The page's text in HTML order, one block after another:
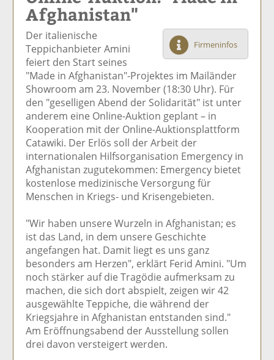
uf
F
ac
e
b
o
o
k
te
il
e
n
wi
tt
er
n
uf
Li
n
k
e
di
n
te
e
n
er
E
m
ai
l
v
se
d
e
ck
e
n
Afghanistan"
Firmeninfos
Der italienische
Teppichanbieter Amini
feiert den Start seines
"Made in Afghanistan"-Projektes im Mailänder
Showroom am 23. November (18:30 Uhr). Für
den "geselligen Abend der Solidarität" ist unter
anderem eine Online-Auktion geplant – in
Kooperation mit der Online-Auktionsplattform
Catawiki. Der Erlös soll der Arbeit der
internationalen Hilfsorganisation Emergency in
Afghanistan zugutekommen: Emergency bietet
kostenlose medizinische Versorgung für
Menschen in Kriegs- und Krisengebieten.
"Wir haben unsere Wurzeln in Afghanistan; es
ist das Land, in dem unsere Geschichte
angefangen hat. Damit liegt es uns ganz
besonders am Herzen", erklärt Ferid Amini. "Um
noch stärker auf die Tragödie aufmerksam zu
machen, die sich dort abspielt, zeigen wir 42
ausgewählte Teppiche, die während der
Kriegsjahre in Afghanistan entstanden sind."
Am Eröffnungsabend der Ausstellung sollen
drei davon versteigert werden.